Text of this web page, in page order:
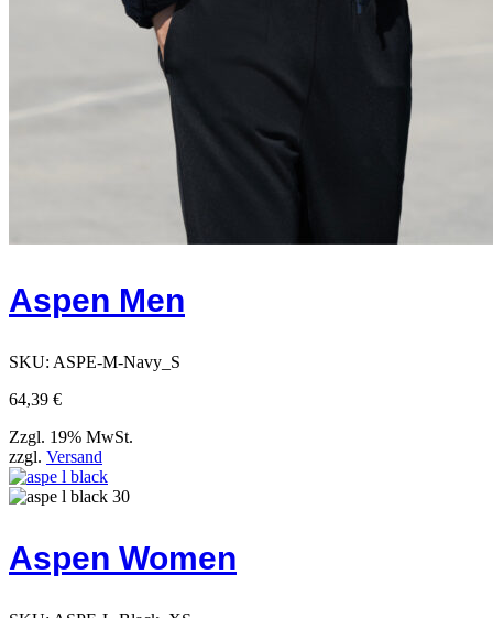
Aspen Men
SKU: ASPE-M-Navy_S
64,39 €
Zzgl. 19% MwSt.
zzgl. Versand
Aspen Women